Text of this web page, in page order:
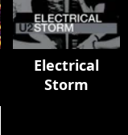
Electrical
Storm